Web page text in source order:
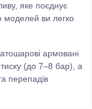
яке поєднує
моделей ви легко
армовані
тиску (до 7–8 бар), а
перепадів